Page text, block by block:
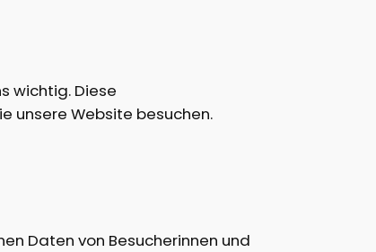
wichtig. Diese
unsere Website besuchen.
Daten von Besucherinnen und